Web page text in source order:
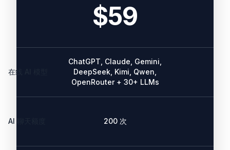
$59
在线 AI 模型
ChatGPT, Claude, Gemini,
DeepSeek, Kimi, Qwen,
OpenRouter + 30+ LLMs
AI 聊天额度 200 次